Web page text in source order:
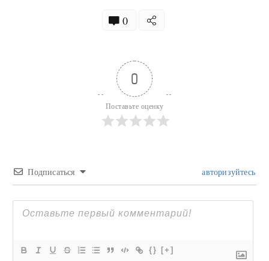
0
0
Поставьте оценку
Подписаться авторизуйтесь
{} [+]